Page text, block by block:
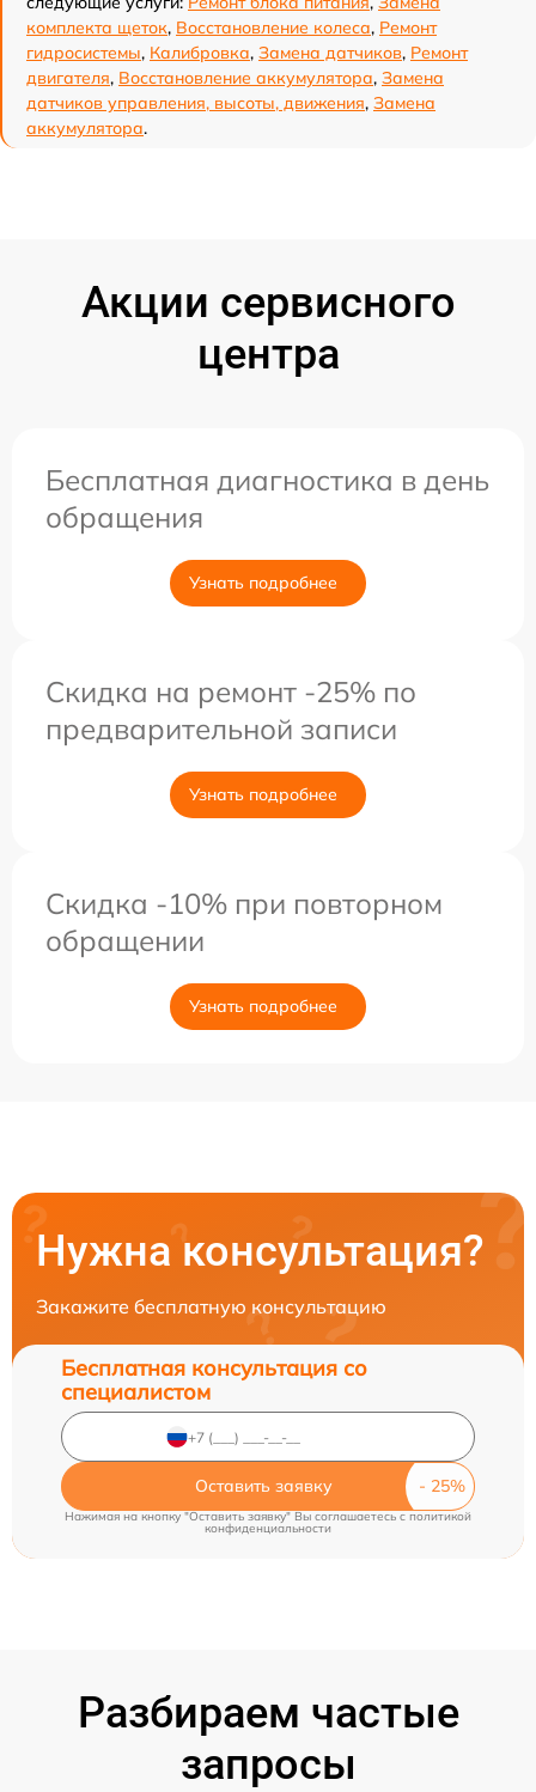
комплекта щеток, Восстановление колеса, Ремонт
гидросистемы, Калибровка, Замена датчиков, Ремонт
двигателя, Восстановление аккумулятора, Замена
датчиков управления, высоты, движения, Замена
аккумулятора.
Акции сервисного
центра
Бесплатная диагностика в день
обращения
Узнать подробнее
Скидка на ремонт -25% по
предварительной записи
Узнать подробнее
Скидка -10% при повторном
обращении
Узнать подробнее
Нужна консультация?
Закажите бесплатную консультацию
Бесплатная консультация со
специалистом
Оставить заявку
Нажимая на кнопку "Оставить заявку" Вы соглашаетесь c политикой
конфиденциальности
Разбираем частые
запросы